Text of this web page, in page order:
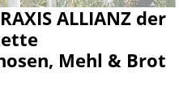
ALLIANZ der
Mehl & Brot